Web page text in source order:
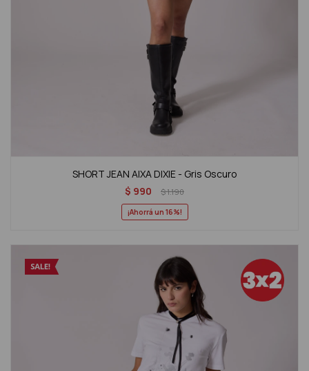
SHORT JEAN AIXA DIXIE - Gris Oscuro
$ 990 $1.190
16